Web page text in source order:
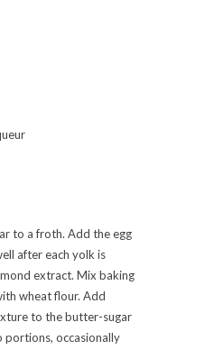
to a froth. Add the egg
after each yolk is
extract. Mix baking
wheat flour. Add
to the butter-sugar
portions, occasionally